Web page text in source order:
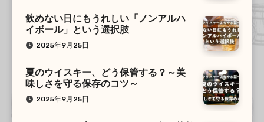
飲めない日にもうれしい「ノンアルハ
イボール」という選択肢
2025年9月25日
夏のウイスキー、どう保管する？～美
味しさを守る保存のコツ～
2025年9月25日